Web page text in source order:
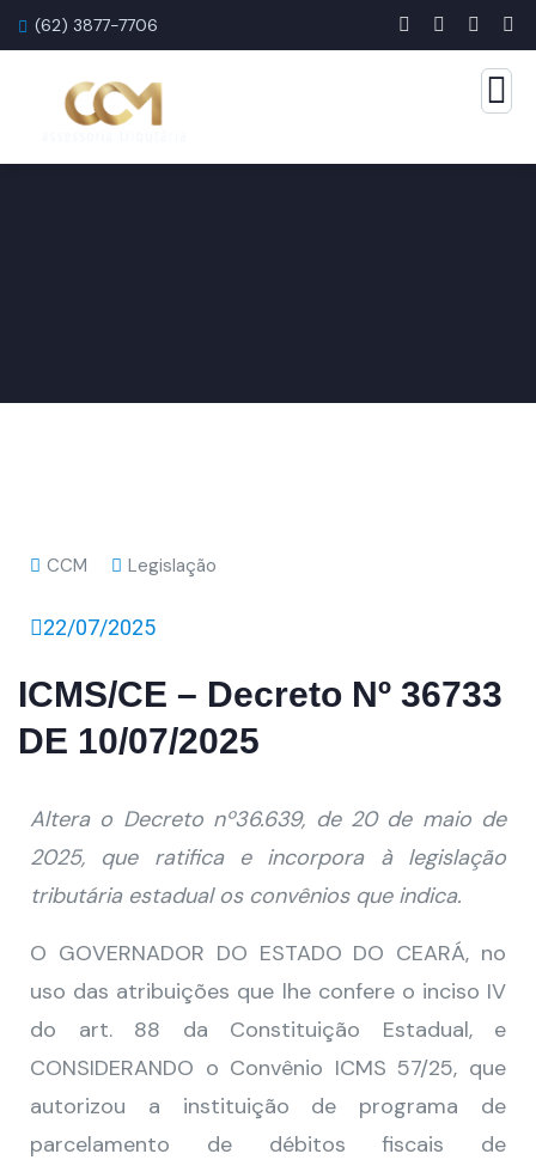
(62) 3877-7706
CCM Legislação
22/07/2025
ICMS/CE – Decreto Nº 36733
DE 10/07/2025
Altera o Decreto nº36.639, de 20 de maio de
2025, que ratifica e incorpora à legislação
tributária estadual os convênios que indica.
O GOVERNADOR DO ESTADO DO CEARÁ, no
uso das atribuições que lhe confere o inciso IV
do art. 88 da Constituição Estadual, e
CONSIDERANDO o Convênio ICMS 57/25, que
autorizou a instituição de programa de
parcelamento de débitos fiscais de